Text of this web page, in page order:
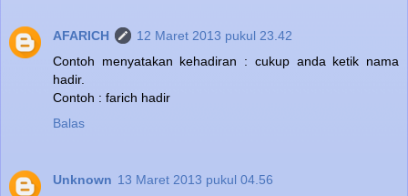
AFARICH
12 Maret 2013 pukul 23.42
Contoh menyatakan kehadiran : cukup anda ketik nama
hadir.
Contoh : farich hadir
Balas
Unknown 13 Maret 2013 pukul 04.56